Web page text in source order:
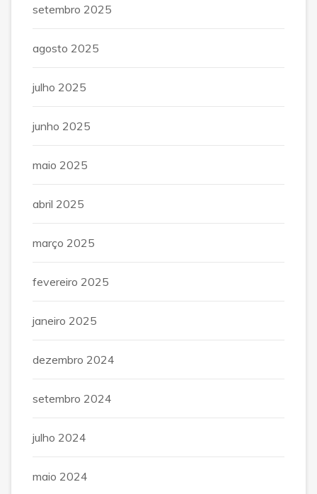
setembro 2025
agosto 2025
julho 2025
junho 2025
maio 2025
abril 2025
março 2025
fevereiro 2025
janeiro 2025
dezembro 2024
setembro 2024
julho 2024
maio 2024